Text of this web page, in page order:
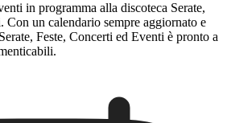
in programma alla discoteca Serate,
Con un calendario sempre aggiornato e
Feste, Concerti ed Eventi è pronto a